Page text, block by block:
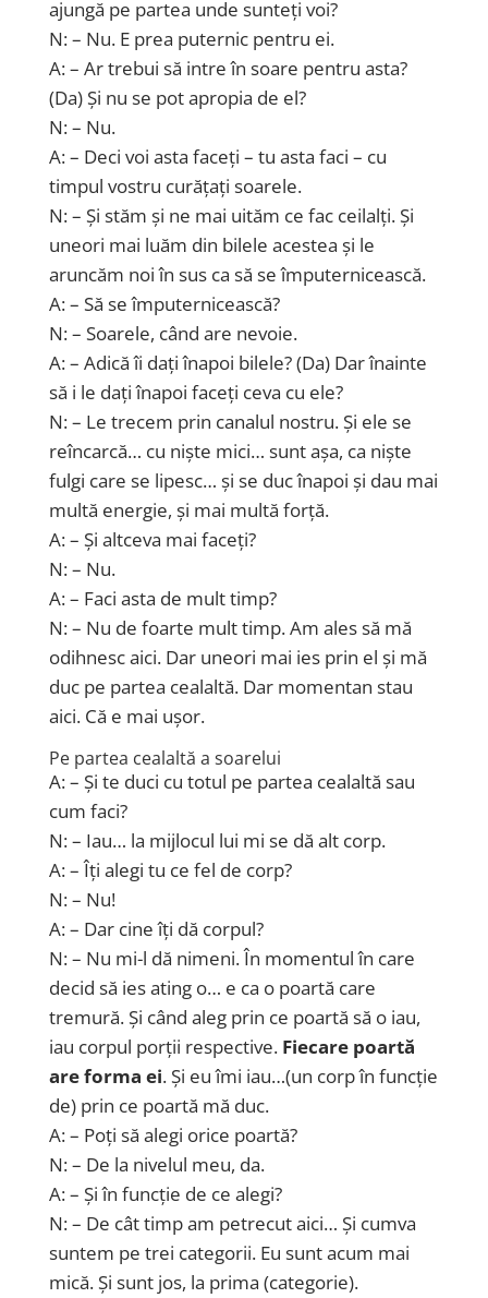
ajungă pe partea unde sunteți voi?
N: – Nu. E prea puternic pentru ei.
A: – Ar trebui să intre în soare pentru asta?
(Da) Și nu se pot apropia de el?
N: – Nu.
A: – Deci voi asta faceți – tu asta faci – cu
timpul vostru curățați soarele.
N: – Și stăm și ne mai uităm ce fac ceilalți. Și
uneori mai luăm din bilele acestea și le
aruncăm noi în sus ca să se împuternicească.
A: – Să se împuternicească?
N: – Soarele, când are nevoie.
A: – Adică îi dați înapoi bilele? (Da) Dar înainte
să i le dați înapoi faceți ceva cu ele?
N: – Le trecem prin canalul nostru. Și ele se
reîncarcă… cu niște mici… sunt așa, ca niște
fulgi care se lipesc… și se duc înapoi și dau mai
multă energie, și mai multă forță.
A: – Și altceva mai faceți?
N: – Nu.
A: – Faci asta de mult timp?
N: – Nu de foarte mult timp. Am ales să mă
odihnesc aici. Dar uneori mai ies prin el și mă
duc pe partea cealaltă. Dar momentan stau
aici. Că e mai ușor.
Pe partea cealaltă a soarelui
A: – Și te duci cu totul pe partea cealaltă sau
cum faci?
N: – Iau… la mijlocul lui mi se dă alt corp.
A: – Îți alegi tu ce fel de corp?
N: – Nu!
A: – Dar cine îți dă corpul?
N: – Nu mi-l dă nimeni. În momentul în care
decid să ies ating o… e ca o poartă care
tremură. Și când aleg prin ce poartă să o iau,
iau corpul porții respective. Fiecare poartă
are forma ei. Și eu îmi iau…(un corp în funcție
de) prin ce poartă mă duc.
A: – Poți să alegi orice poartă?
N: – De la nivelul meu, da.
A: – Și în funcție de ce alegi?
N: – De cât timp am petrecut aici… Și cumva
suntem pe trei categorii. Eu sunt acum mai
mică. Și sunt jos, la prima (categorie).